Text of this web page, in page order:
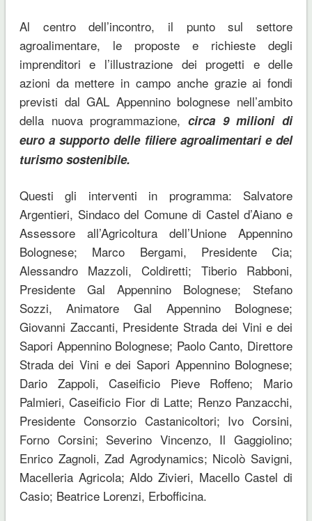
Al centro dell’incontro, il punto sul settore
agroalimentare, le proposte e richieste degli
imprenditori e l’illustrazione dei progetti e delle
azioni da mettere in campo anche grazie ai fondi
previsti dal GAL Appennino bolognese nell’ambito
della nuova programmazione, circa 9 milioni di
euro a supporto delle filiere agroalimentari e del
turismo sostenibile.
Questi gli interventi in programma: Salvatore
Argentieri, Sindaco del Comune di Castel d’Aiano e
Assessore all’Agricoltura dell’Unione Appennino
Bolognese; Marco Bergami, Presidente Cia;
Alessandro Mazzoli, Coldiretti; Tiberio Rabboni,
Presidente Gal Appennino Bolognese; Stefano
Sozzi, Animatore Gal Appennino Bolognese;
Giovanni Zaccanti, Presidente Strada dei Vini e dei
Sapori Appennino Bolognese; Paolo Canto, Direttore
Strada dei Vini e dei Sapori Appennino Bolognese;
Dario Zappoli, Caseificio Pieve Roffeno; Mario
Palmieri, Caseificio Fior di Latte; Renzo Panzacchi,
Presidente Consorzio Castanicoltori; Ivo Corsini,
Forno Corsini; Severino Vincenzo, Il Gaggiolino;
Enrico Zagnoli, Zad Agrodynamics; Nicolò Savigni,
Macelleria Agricola; Aldo Zivieri, Macello Castel di
Casio; Beatrice Lorenzi, Erbofficina.